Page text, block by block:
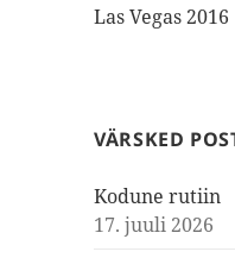
Las Vegas 2016
VÄRSKED
Kodune rutiin
17. juuli 2026